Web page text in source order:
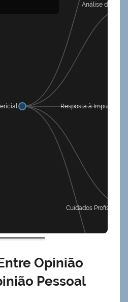
Análise do
Resposta à
Cuidados
Opinião
Pessoal